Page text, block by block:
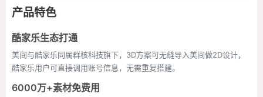
产品特色
酷家乐生态打通
美间与酷家乐同属群核科技旗下，3D方案可无缝导入美间做2D设计，
酷家乐用户可直接调用账号信息，无需重复搭建。
6000万+素材免费用